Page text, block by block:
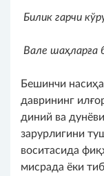
Билик гарчи
Вале шаҳларға
Бешинчи
даврининг
диний ва
зарурлигини
воситасида
мисрада ёки